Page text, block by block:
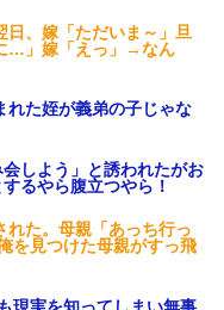
、嫁「ただいま～」旦
…」嫁「えっ」→なん
れた姪が義弟の子じゃな
しよう」と誘われたがお
るやら腹立つやら！
れた。母親「あっち行っ
を見つけた母親がすっ飛
現実を知ってしまい無事